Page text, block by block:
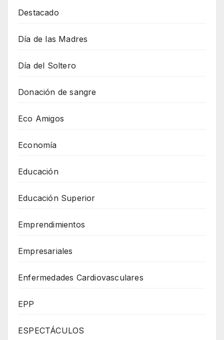
Destacado
Día de las Madres
Día del Soltero
Donación de sangre
Eco Amigos
Economía
Educación
Educación Superior
Emprendimientos
Empresariales
Enfermedades Cardiovasculares
EPP
ESPECTÁCULOS